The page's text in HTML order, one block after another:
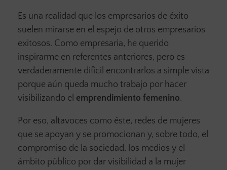
Es una realidad que los empresarios de éxito
suelen mirarse en el espejo de otros empresarios
exitosos. Como empresaria, he querido
inspirarme en referentes anteriores, pero es
verdaderamente difícil encontrarlos a simple vista
porque aún queda mucho trabajo por hacer
visibilizando el emprendimiento femenino.
Por eso, altavoces como éste, redes de mujeres
que se apoyan y se promocionan y, sobre todo, el
compromiso de la sociedad, los medios y el
ámbito público por dar visibilidad a la mujer